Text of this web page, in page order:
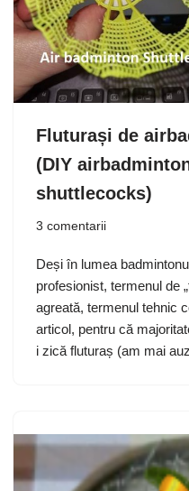
Fluturași de
(DIY
shuttlecocks)
3 comentarii
Deși în lumea
profesionist, termenul de
agreată, termenul tehnic
articol, pentru că
i zică fluturaș (am mai